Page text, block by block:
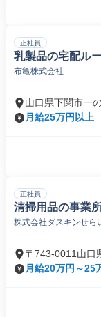
正社員
乳製品の宅配ル
布亀株式会社
山口県下関市一
月給25万円以上
正社員
清掃用品の事業
株式会社ダスキンせら
〒743-0011山口
月給20万円～25